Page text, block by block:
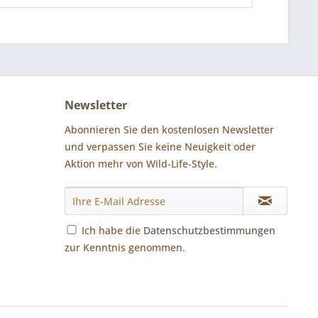
Newsletter
Abonnieren Sie den kostenlosen Newsletter
und verpassen Sie keine Neuigkeit oder
Aktion mehr von Wild-Life-Style.
Ich habe die Datenschutzbestimmungen
zur Kenntnis genommen.